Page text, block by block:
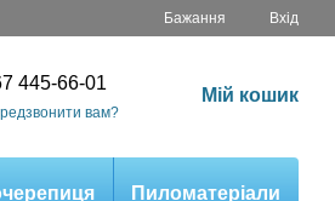
Бажання Вхід
445-66-01
вам?
Мій кошик
Пиломатеріали